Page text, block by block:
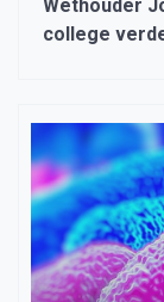
Wethouder
college